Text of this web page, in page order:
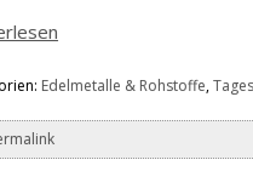
Edelmetalle & Rohstoffe,